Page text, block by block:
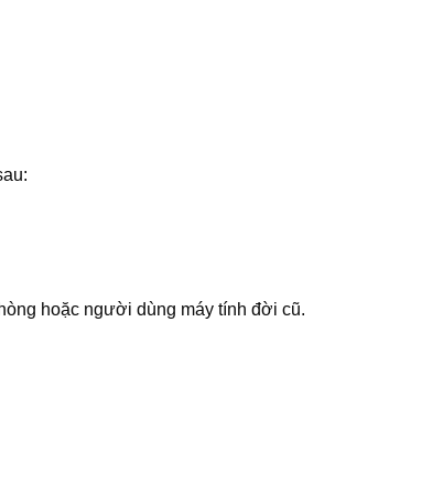
hoặc người dùng máy tính đời cũ.